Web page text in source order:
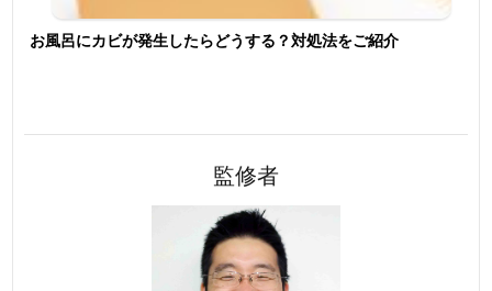
お風呂にカビが発生したらどうする？対処法をご紹介
監修者